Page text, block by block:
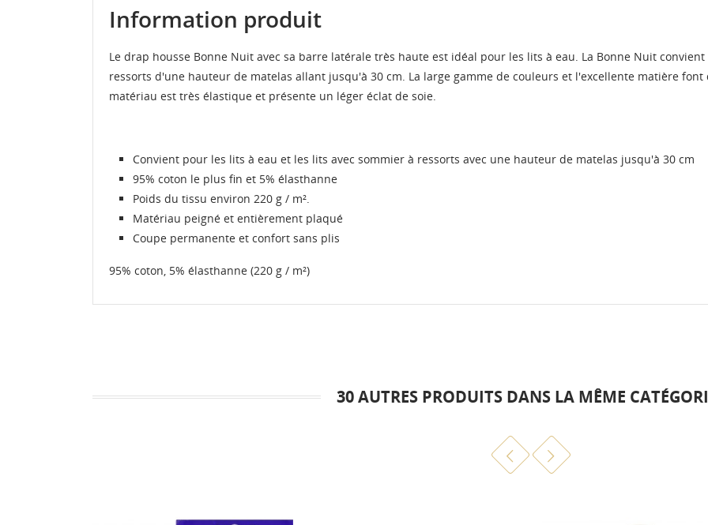
Information produit
Le drap housse Bonne Nuit avec sa barre latérale très haute est idéal pour les lits à eau. La Bonne Nuit
ressorts d'une hauteur de matelas allant jusqu'à 30 cm. La large gamme de couleurs et l'excellente matière
matériau est très élastique et présente un léger éclat de soie.
Convient pour les lits à eau et les lits avec sommier à ressorts avec une hauteur de matelas jusqu'à 30 cm
95% coton le plus fin et 5% élasthanne
Poids du tissu environ 220 g / m².
Matériau peigné et entièrement plaqué
Coupe permanente et confort sans plis
95% coton, 5% élasthanne (220 g / m²)
30 AUTRES PRODUITS DANS LA MÊME